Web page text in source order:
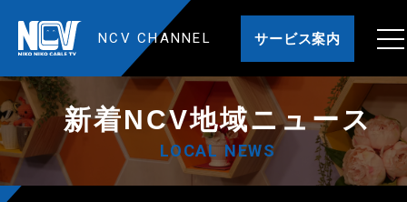
NCV CHANNEL サービス案内
新着NCV地域ニュース
LOCAL NEWS